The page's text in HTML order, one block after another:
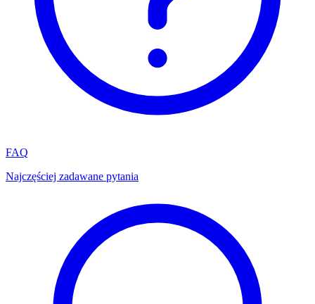
FAQ
Najczęściej zadawane pytania